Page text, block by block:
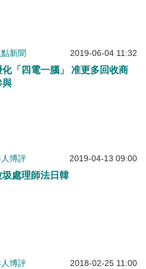
新聞 2019-06-04 11:32
化「四電一腦」 准更多回收商
與
博評 2019-04-13 09:00
圾處理師法日韓
博評 2018-02-25 11:00